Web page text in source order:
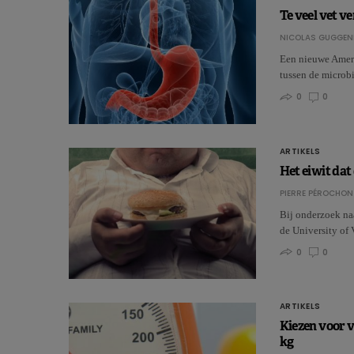
Te veel vet
NICOLAS
Een nieuwe
tussen de
0
0
ARTIKELS
Het eiwit dat
PIERRE PÉROCHON
Bij onderzoek
de University of
0
0
ARTIKELS
Kiezen voor
kg